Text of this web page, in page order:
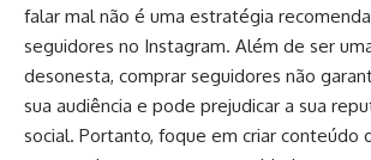
falar mal não é uma estratégia
seguidores no Instagram. Além de ser
desonesta, comprar seguidores não
sua audiência e pode prejudicar a sua
social. Portanto, foque em criar conteúdo